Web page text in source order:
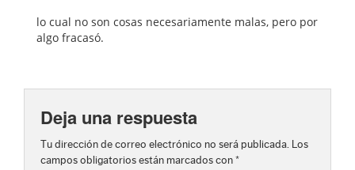
lo cual no son cosas necesariamente malas, pero por
algo fracasó.
Deja una respuesta
Tu dirección de correo electrónico no será publicada. Los
campos obligatorios están marcados con *